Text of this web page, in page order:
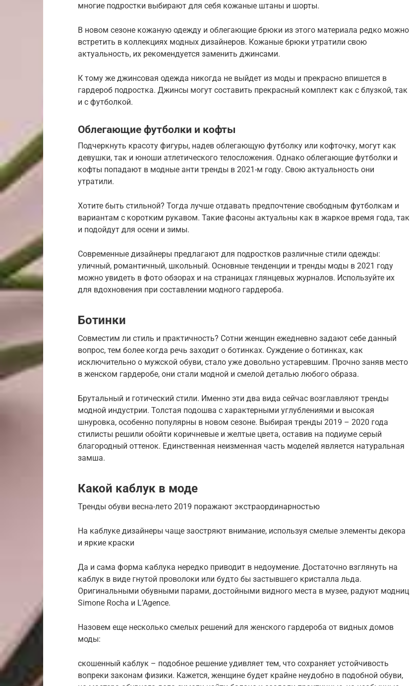
многие подростки выбирают для себя кожаные штаны и шорты.
В новом сезоне кожаную одежду и облегающие брюки из этого материала редко можно
встретить в коллекциях модных дизайнеров. Кожаные брюки утратили свою
актуальность, их рекомендуется заменить джинсами.
К тому же джинсовая одежда никогда не выйдет из моды и прекрасно впишется в
гардероб подростка. Джинсы могут составить прекрасный комплект как с блузкой, так
и с футболкой.
Облегающие футболки и кофты
Подчеркнуть красоту фигуры, надев облегающую футболку или кофточку, могут как
девушки, так и юноши атлетического телосложения. Однако облегающие футболки и
кофты попадают в модные анти тренды в 2021-м году. Свою актуальность они
утратили.
Хотите быть стильной? Тогда лучше отдавать предпочтение свободным футболкам и
вариантам с коротким рукавом. Такие фасоны актуальны как в жаркое время года, так
и подойдут для осени и зимы.
Современные дизайнеры предлагают для подростков различные стили одежды:
уличный, романтичный, школьный. Основные тенденции и тренды моды в 2021 году
можно увидеть в фото обзорах и на страницах глянцевых журналов. Используйте их
для вдохновения при составлении модного гардероба.
Ботинки
Совместим ли стиль и практичность? Сотни женщин ежедневно задают себе данный
вопрос, тем более когда речь заходит о ботинках. Суждение о ботинках, как
исключительно о мужской обуви, стало уже довольно устаревшим. Прочно заняв место
в женском гардеробе, они стали модной и смелой деталью любого образа.
Брутальный и готический стили. Именно эти два вида сейчас возглавляют тренды
модной индустрии. Толстая подошва с характерными углублениями и высокая
шнуровка, особенно популярны в новом сезоне. Выбирая тренды 2019 – 2020 года
стилисты решили обойти коричневые и желтые цвета, оставив на подиуме серый
благородный оттенок. Единственная неизменная часть моделей является натуральная
замша.
Какой каблук в моде
Тренды обуви весна-лето 2019 поражают экстраординарностью
На каблуке дизайнеры чаще заостряют внимание, используя смелые элементы декора
и яркие краски
Да и сама форма каблука нередко приводит в недоумение. Достаточно взглянуть на
каблук в виде гнутой проволоки или будто бы застывшего кристалла льда.
Оригинальными обувными парами, достойными видного места в музее, радуют модниц
Simone Rocha и L’Agence.
Назовем еще несколько смелых решений для женского гардероба от видных домов
моды:
скошенный каблук – подобное решение удивляет тем, что сохраняет устойчивость
вопреки законам физики. Кажется, женщине будет крайне неудобно в подобной обуви,